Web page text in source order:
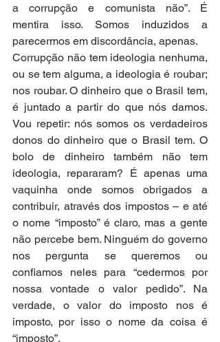
a corrupção e comunista não”. É
mentira isso. Somos induzidos a
parecermos em discordância, apenas.
Corrupção não tem ideologia nenhuma,
ou se tem alguma, a ideologia é roubar;
nos roubar. O dinheiro que o Brasil tem,
é juntado a partir do que nós damos.
Vou repetir: nós somos os verdadeiros
donos do dinheiro que o Brasil tem. O
bolo de dinheiro também não tem
ideologia, repararam? É apenas uma
vaquinha onde somos obrigados a
contribuir, através dos impostos – e até
o nome “imposto” é claro, mas a gente
não percebe bem. Ninguém do governo
nos pergunta se queremos ou
confiamos neles para “cedermos por
nossa vontade o valor pedido”. Na
verdade, o valor do imposto nos é
imposto, por isso o nome da coisa é
“imposto”.